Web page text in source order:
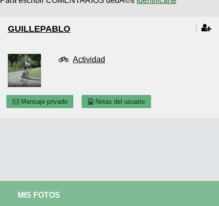
GUILLEPABLO
Actividad
Mensaje privado Notas del usuario
MIS FOTOS